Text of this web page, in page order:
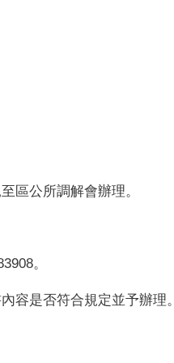
區公所調解會辦理。
。
容是否符合規定並予辦理。